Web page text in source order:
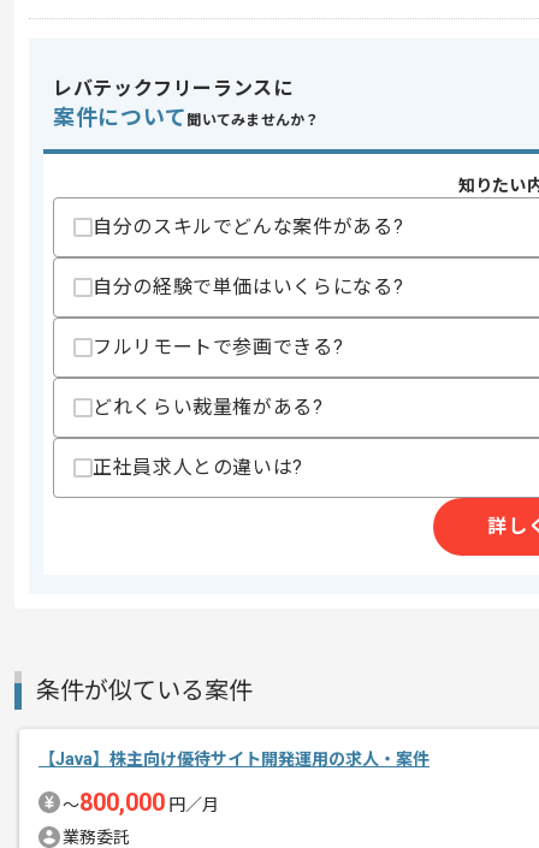
業界
証券
特徴
・Webシステムのフロント開発経験(3年
・Javaを用いた開発実務経験(3年以上)
・基本設計からテストまでの工程経験
・状態管理やレスポンシブデザインを
歓迎スキル
・Reactを用いた開発経験
エージェントからのコ
ITソリューション事業、ITプラットフォ
を展開している企業でございます。
レバテックフリーランスに
案件について 聞いてみませんか？
知りたい
自分のスキルでどんな案件がある?
自分の経験で単価はいくらになる?
フルリモートで参画できる?
どれくらい裁量権がある?
正社員求人との違いは?
詳し
条件が似ている案件
【Java】株主向け優待サイト開発運用の求人・案件
〜800,000 円／月
業務委託